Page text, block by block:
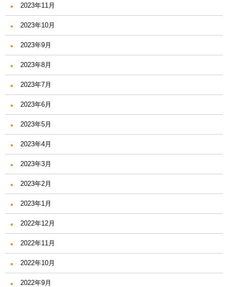
2023年11月
2023年10月
2023年9月
2023年8月
2023年7月
2023年6月
2023年5月
2023年4月
2023年3月
2023年2月
2023年1月
2022年12月
2022年11月
2022年10月
2022年9月